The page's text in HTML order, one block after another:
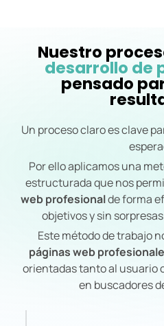
Nuestro
desarrollo de
pensado
Un proceso claro es clave
Por ello aplicamos una
estructurada que nos
web profesionalde forma
objetivos y sin
Este método de trabajo
páginas web
orientadas tanto al usuario
en buscadores